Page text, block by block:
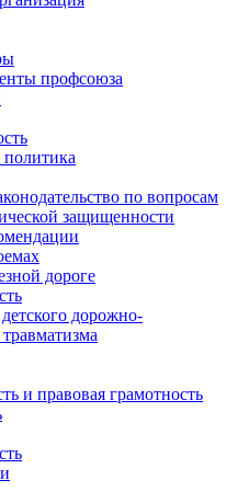
профсоюза
по вопросам
защищенности
дороге
дорожно-
и правовая грамотность